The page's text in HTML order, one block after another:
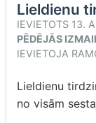
Lieldienu
IEVIETOTS 13.
PĒDĒJĀS
IEVIETOJA
Lieldienu
no visām